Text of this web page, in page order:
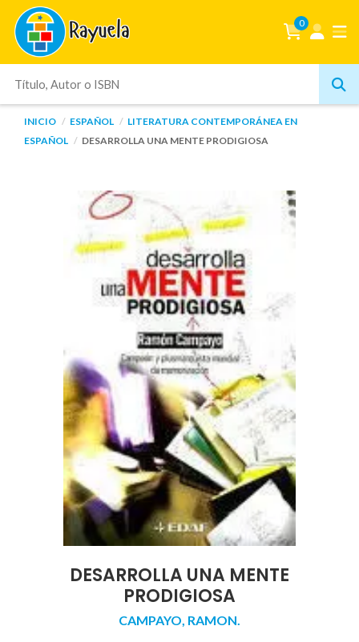
0
INICIO ESPAÑOL
LITERATURA CONTEMPORÁNEA EN
ESPAÑOL
DESARROLLA UNA MENTE PRODIGIOSA
DESARROLLA UNA MENTE
PRODIGIOSA
CAMPAYO, RAMON.